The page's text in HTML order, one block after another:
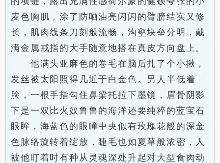
麦色胸肌，涂了防晒油亮闪闪的臂膀结实又修
长，肌肉线条刀刻般流畅，沟壑块垒分明，戴
满金属戒指的大手随意地搭在真皮方向盘上。
他满头亚麻色的卷毛在脑后扎了个小揪，
发丝被太阳照得几近于白金色。男人半低着
脸，一根手指勾住鼻梁托拉下墨镜，眉骨阴影
下是一双比火奴鲁鲁的海洋还要纯粹的蓝宝石
眼眸，海蓝色的眼瞳中央似有玫瑰花般的深金
色脉络旋转着绽放，睫毛也如夏草般浓密，人
被他盯着时有种从灵魂深处升起对大型食肉动